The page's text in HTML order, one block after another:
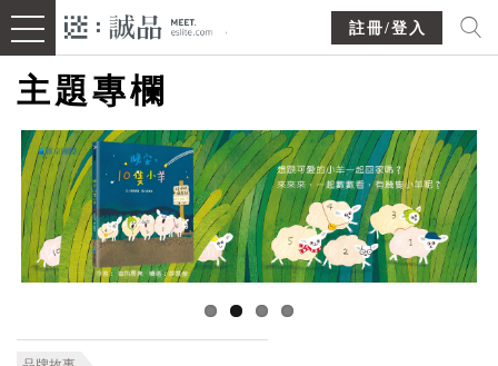
註冊/登入
主題專欄